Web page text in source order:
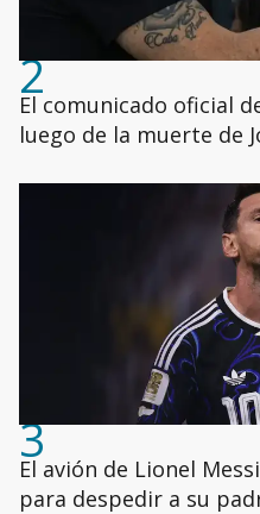
2
El comunicado oficial
luego de la muerte de
3
El avión de Lionel
para despedir a su